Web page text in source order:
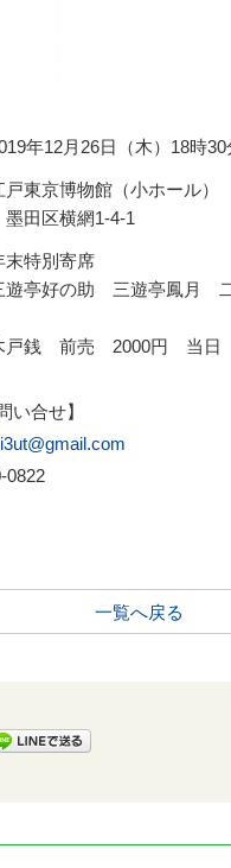
年12月26日（木）18時
戸東京博物館（小ホール）
田区横網1-4-1
末特別寄席
遊亭好の助 三遊亭鳳月
戸銭 前売 2000円 当日
い合せ】
0822
一覧へ戻る